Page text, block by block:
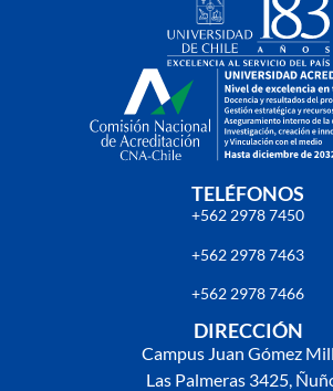
TELÉFONOS
+562 2978 7450
+562 2978 7463
+562 2978 7466
DIRECCIÓN
Campus Juan Gómez
Las Palmeras 3425,